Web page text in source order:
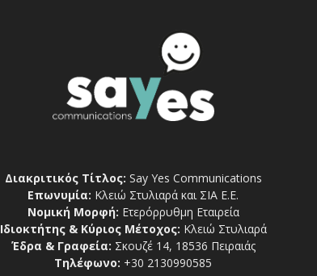
Διακριτικός Τίτλος: Say Yes Communications
Επωνυμία: Κλειώ Στυλιαρά και ΣΙΑ Ε.Ε.
Νομική Μορφή: Ετερόρρυθμη Εταιρεία
Ιδιοκτήτης & Κύριος Μέτοχος: Κλειώ Στυλιαρά
Έδρα & Γραφεία: Σκουζέ 14, 18536 Πειραιάς
Τηλέφωνο: +30 2130990585